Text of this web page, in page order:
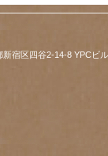
宿区四谷2-14-8 YPCビ